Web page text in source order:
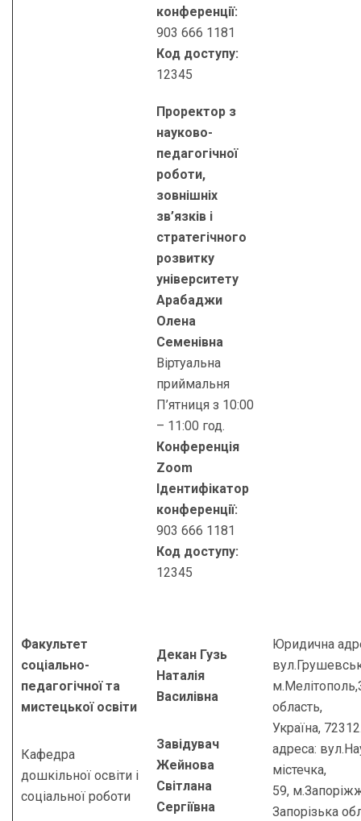
конференції:
903 666 1181
Код доступу:
12345
Проректор з
науково-
педагогічної
роботи,
зовнішніх
зв’язків і
стратегічного
розвитку
університету
Арабаджи
Олена
Семенівна
Віртуальна
приймальня
П’ятниця з 10:00
– 11:00 год.
Конференція
Zoom
Ідентифікатор
конференції:
903 666 1181
Код доступу:
12345
Факультет
соціально-
педагогічної та
мистецької освіти
Декан Гузь
Наталія
Василівна
Юридична
область,
Україна,
адреса:
містечка,
59,
Запорізька
Кафедра
дошкільної освіти і
соціальної роботи
Завідувач
Жейнова
Світлана
Сергіївна